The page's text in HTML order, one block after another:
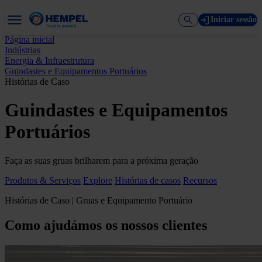
Iniciar sessão
Página inicial
Indústrias
Energia & Infraestrutura
Guindastes e Equipamentos Portuários
Histórias de Caso
Guindastes e Equipamentos
Portuários
Faça as suas gruas brilharem para a próxima geração
Produtos & Serviços Explore Histórias de casos Recursos
Histórias de Caso | Gruas e Equipamento Portuário
Como ajudámos os nossos clientes